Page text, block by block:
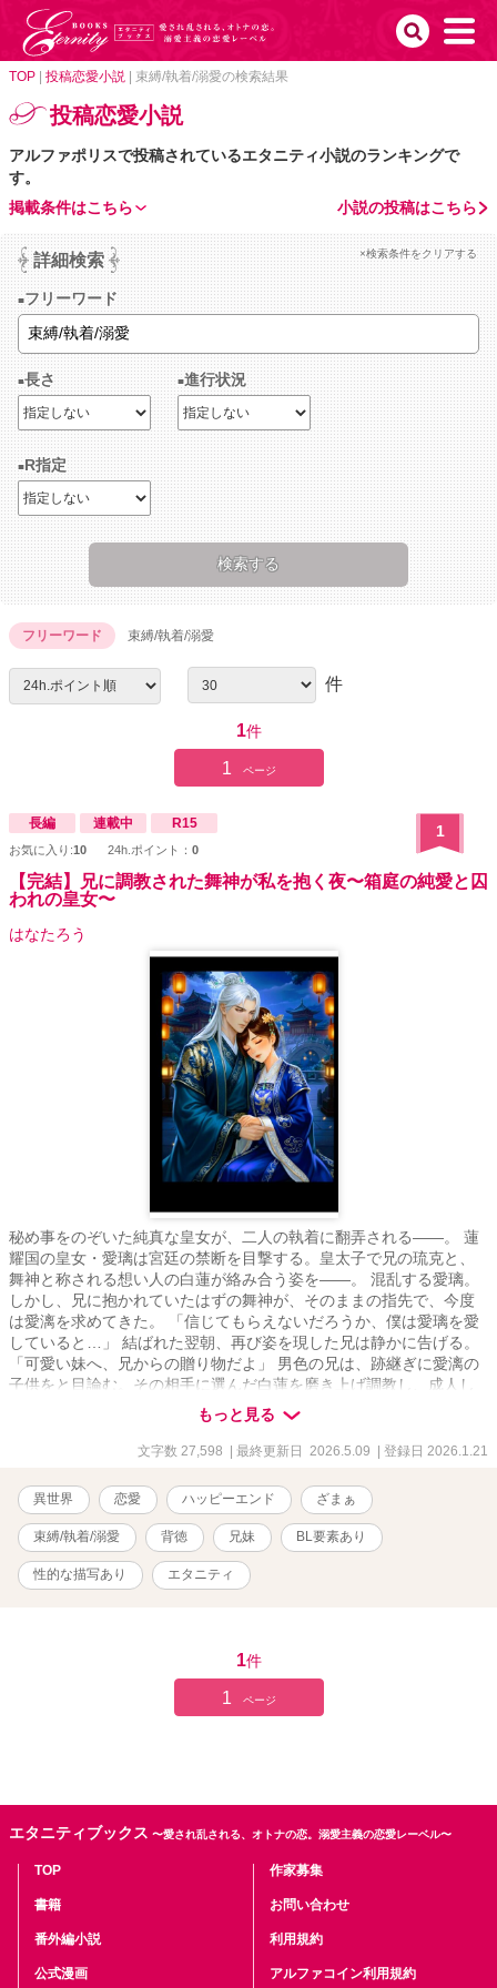
TOP 投稿恋愛小説 束縛/執着/溺愛の検索結果
投稿恋愛小説
アルファポリスで投稿されているエタニティ小説のランキングで
す。
小説の投稿はこちら
掲載条件はこちら
詳細検索 ×検索条件をクリアする
フリーワード
長さ 進行状況
R指定
フリーワード 束縛/執着/溺愛
件
1件
1 ページ
長編 連載中 R15
お気に入り:10 24h.ポイント： 0
1
【完結】兄に調教された舞神が私を抱く夜〜箱庭の純愛と囚
われの皇女〜
はなたろう
秘め事をのぞいた純真な皇女が、二人の執着に翻弄される――。 蓮
耀国の皇女・愛璃は宮廷の禁断を目撃する。皇太子で兄の琉克と、
舞神と称される想い人の白蓮が絡み合う姿を――。 混乱する愛璃。
しかし、兄に抱かれていたはずの舞神が、そのままの指先で、今度
は愛漓を求めてきた。 「信じてもらえないだろうか、僕は愛璃を愛
していると…」 結ばれた翌朝、再び姿を現した兄は静かに告げる。
「可愛い妹へ、兄からの贈り物だよ」 男色の兄は、跡継ぎに愛漓の
子供をと目論む。その相手に選んだ白蓮を磨き上げ調教し、成人し
た愛璃を抱くよう命じたのだった。 歪んだ愛に翻弄される愛璃は、
やがて母となり偽りの箱庭を真実のものとする―― 〈登場人物〉 ◆
愛璃 20歳 蓮耀国の皇女。幼い頃から白蓮に恋をしていたが、兄との
しき宮廷舞神。銀髪の美青年。 愛璃を抱くために琉克に調教されて
いるが、幼い頃から愛漓へ一途な想いを秘めている。 ◆琉克 30歳
容姿端麗な皇太子。妹の愛璃に異常なほど執着している。男色のた
め跡継ぎには、愛漓の子供をと目論む。白蓮を磨き上げ調教し、成
人した愛璃を抱くよう命じる。 ◆奏天雅集 蓮耀国の宮廷専属の舞踊
集団。美男で構成されていて、他国への外交のために派遣されるこ
で書いた作品も連載中です 別の角度からのアナザーストーリーも合
わせてご覧ください★ 皇太子の歪んだ愛に舞神は堕ちる―背徳の箱
https://www.alphapolis.co.jp/novel/411579529/447042195
もっと見る
文字数 27,598 | 最終更新日 2026.5.09 | 登録日 2026.1.21
異世界 恋愛 ハッピーエンド ざまぁ
束縛/執着/溺愛 背徳 兄妹 BL要素あり
性的な描写あり エタニティ
1件
1 ページ
エタニティブックス 〜愛され乱される、オトナの恋。溺愛主義の恋愛レーベル〜
TOP
書籍
番外編小説
公式漫画
作家募集
お問い合わせ
利用規約
アルファコイン利用規約